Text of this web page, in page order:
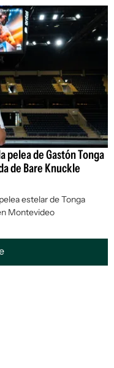
pelea de Gastón Tonga
de Bare Knuckle
estelar de Tonga
Montevideo